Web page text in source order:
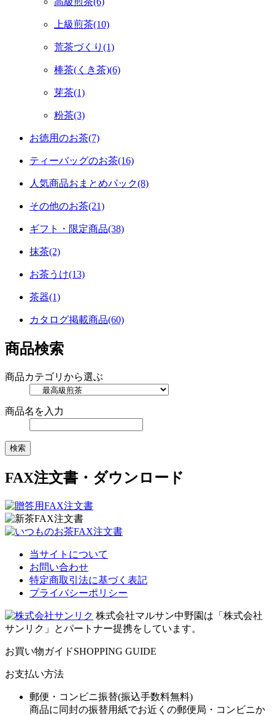
上級煎茶(10)
荒茶づくり(1)
棒茶(くき茶)(6)
芽茶(1)
粉茶(3)
お徳用のお茶(7)
ティーバッグのお茶(16)
人気商品おまとめパック(8)
その他のお茶(21)
ギフト・限定商品(38)
抹茶(2)
お茶うけ(13)
茶器(1)
カタログ掲載商品(60)
商品検索
商品カテゴリから選ぶ
商品名を入力
FAX注文書・ダウンロード
当サイトについて
お問い合わせ
特定商取引法に基づく表記
プライバシーポリシー
株式会社マルサン中野園は「株式会社
サンリク」とパートナー提携をしています。
お買い物ガイドSHOPPING GUIDE
お支払い方法
郵便・コンビニ振替(振込手数料無料)
商品に同封の振替用紙でお近くの郵便局・コンビニか